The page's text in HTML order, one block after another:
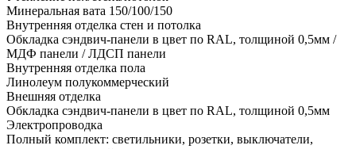
Минеральная вата 150/100/150
Внутренняя отделка стен и потолка
Обкладка сэндвич-панели в цвет по RAL, толщиной 0,5мм /
МДФ панели / ЛДСП панели
Внутренняя отделка пола
Линолеум полукоммерческий
Внешняя отделка
Обкладка сэндвич-панели в цвет по RAL, толщиной 0,5мм
Электропроводка
Полный комплект: светильники, розетки, выключатели,